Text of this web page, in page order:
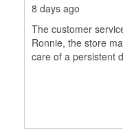
8 days ago
The customer
Ronnie, the store
care of a persistent